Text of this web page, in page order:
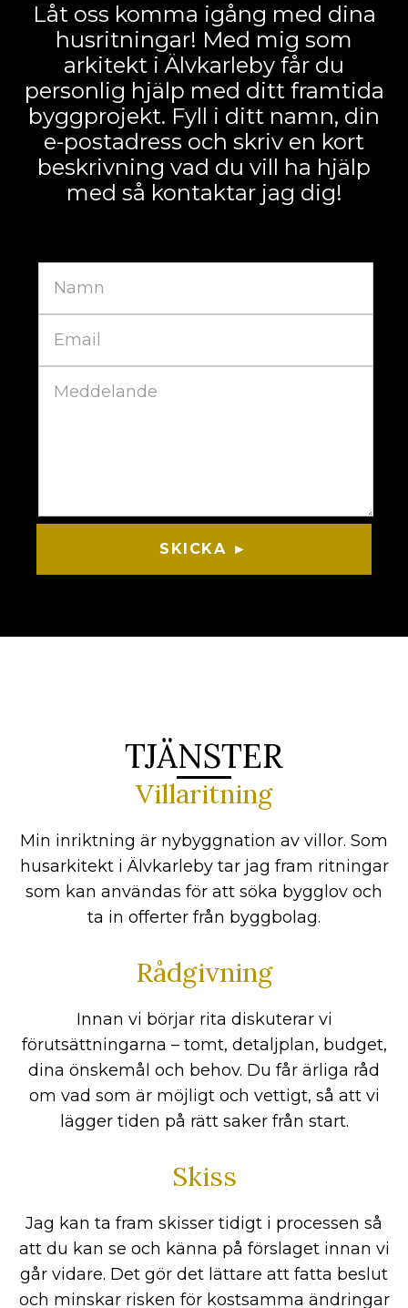
Låt oss komma igång med dina
husritningar! Med mig som
arkitekt i Älvkarleby får du
personlig hjälp med ditt framtida
byggprojekt. Fyll i ditt namn, din
e-postadress och skriv en kort
beskrivning vad du vill ha hjälp
med så kontaktar jag dig!
SKICKA ►
TJÄNSTER
Villaritning
Min inriktning är nybyggnation av villor. Som
husarkitekt i Älvkarleby tar jag fram ritningar
som kan användas för att söka bygglov och
ta in offerter från byggbolag.
Rådgivning
Innan vi börjar rita diskuterar vi
förutsättningarna – tomt, detaljplan, budget,
dina önskemål och behov. Du får ärliga råd
om vad som är möjligt och vettigt, så att vi
lägger tiden på rätt saker från start.
Skiss
Jag kan ta fram skisser tidigt i processen så
att du kan se och känna på förslaget innan vi
går vidare. Det gör det lättare att fatta beslut
och minskar risken för kostsamma ändringar